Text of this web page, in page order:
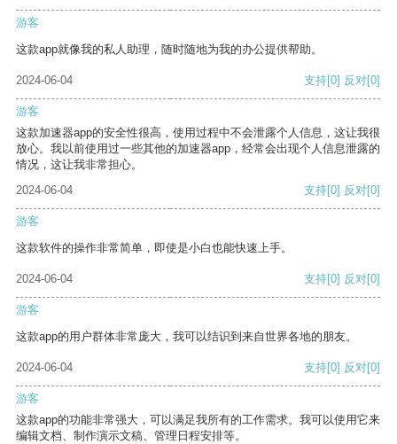
游客
这款app就像我的私人助理，随时随地为我的办公提供帮助。
2024-06-04 支持[0] 反对[0]
游客
这款加速器app的安全性很高，使用过程中不会泄露个人信息，这让我很
放心。我以前使用过一些其他的加速器app，经常会出现个人信息泄露的
情况，这让我非常担心。
2024-06-04
支持[0] 反对[0]
游客
这款软件的操作非常简单，即使是小白也能快速上手。
2024-06-04 支持[0] 反对[0]
游客
这款app的用户群体非常庞大，我可以结识到来自世界各地的朋友。
2024-06-04 支持[0] 反对[0]
游客
这款app的功能非常强大，可以满足我所有的工作需求。我可以使用它来
编辑文档、制作演示文稿、管理日程安排等。